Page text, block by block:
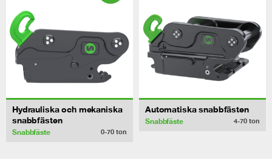
Hydrauliska och mekaniska
snabbfästen
Snabbfäste 0-70 ton
Automatiska snabbfästen
Snabbfäste 4-70 ton